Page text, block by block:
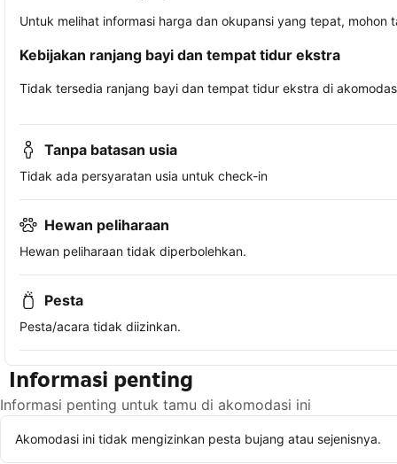
Untuk melihat informasi harga dan okupansi yang tepat,
Kebijakan ranjang bayi dan tempat tidur ekstra
Tidak tersedia ranjang bayi dan tempat tidur ekstra di
Tanpa batasan usia
Tidak ada persyaratan usia untuk check-in
Hewan peliharaan
Hewan peliharaan tidak diperbolehkan.
Pesta
Pesta/acara tidak diizinkan.
Informasi penting
Informasi penting untuk tamu di akomodasi ini
Akomodasi ini tidak mengizinkan pesta bujang atau sejenisnya.